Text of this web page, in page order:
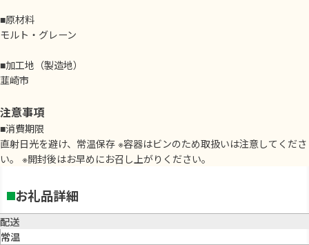
■原材料
モルト・グレーン
■加工地（製造地）
韮崎市
注意事項
■消費期限
直射日光を避け、常温保存 ※容器はビンのため取扱いは注意してくださ
い。 ※開封後はお早めにお召し上がりください。
お礼品詳細
配送
常温